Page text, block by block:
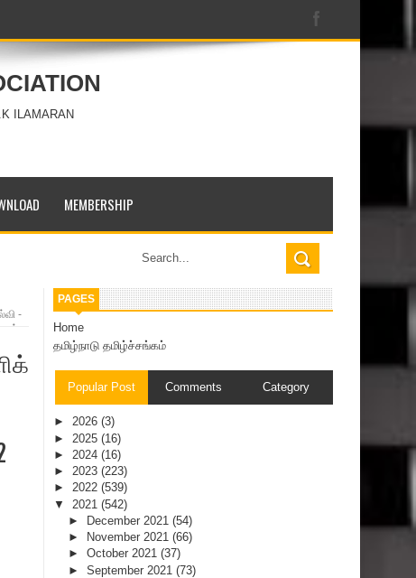
ILAMARAN
MEMBERSHIP
-
PAGES
Home
தமிழ்நாடு தமிழ்ச்சங்கம்
Popular Post Comments Category
► 2026 (3)
► 2025 (16)
► 2024 (16)
► 2023 (223)
► 2022 (539)
▼ 2021 (542)
►
December 2021 (54)
►
November 2021 (66)
► October 2021 (37)
► September 2021 (73)